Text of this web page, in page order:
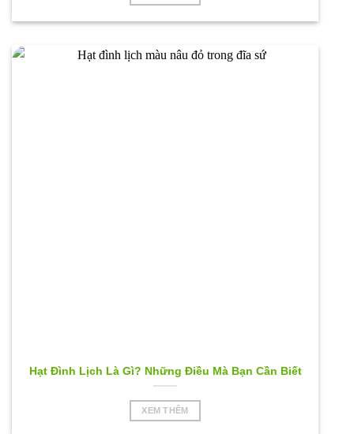
Hạt Đình Lịch Là Gì? Những Điều Mà Bạn Cần Biết
XEM THÊM